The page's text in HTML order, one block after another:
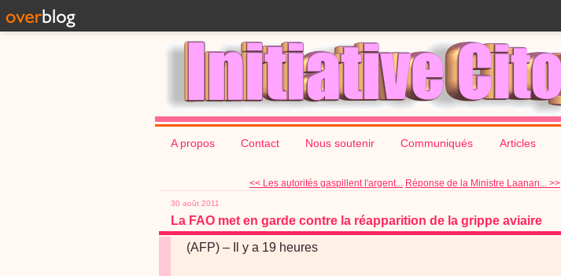
A propos Contact Nous soutenir Communiqués Articles
<< Les autorités gaspillent l'argent... Réponse de la Ministre Laanan... >>
30 août 2011
La FAO met en garde contre la réapparition de la grippe aviaire
(AFP) – Il y a 19 heures